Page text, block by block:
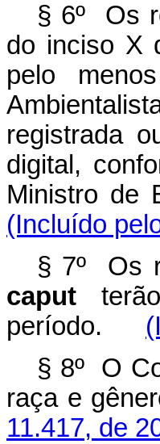
§ 6º Os
do inciso X
pelo
registrada
digital,
Ministro
(Incluído
§ 7º Os
caput
período.
§ 8º O
raça e
11.417, de